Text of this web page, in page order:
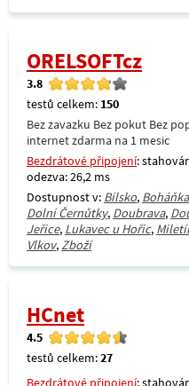
ORELSOFTcz
3.8
testů celkem: 150
Bez zavazku Bez pokut Bez
internet zdarma na 1 mesic
Bezdrátové připojení:
odezva: 26,2 ms
Dostupnost v: Bílsko, Boháňka
Dolní Černůtky, Doubrava,
Jeřice, Lukavec u Hořic,
Vlkov,Zboží
HCnet
4.5
testů celkem:27
Bezdrátové připojení: